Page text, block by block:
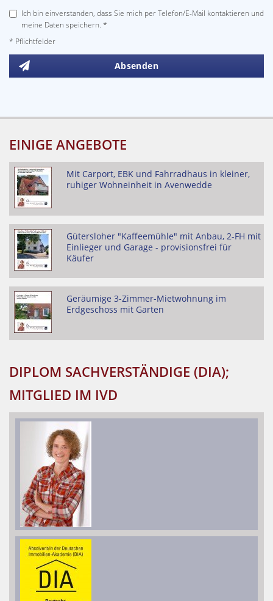
Ich bin einverstanden, dass Sie mich per Telefon/E-Mail kontaktieren und
meine Daten speichern. *
* Pflichtfelder
Absenden
EINIGE ANGEBOTE
Mit Carport, EBK und Fahrradhaus in kleiner,
ruhiger Wohneinheit in Avenwedde
Gütersloher "Kaffeemühle" mit Anbau, 2-FH mit
Einlieger und Garage - provisionsfrei für
Käufer
Geräumige 3-Zimmer-Mietwohnung im
Erdgeschoss mit Garten
DIPLOM SACHVERSTÄNDIGE (DIA);
MITGLIED IM IVD